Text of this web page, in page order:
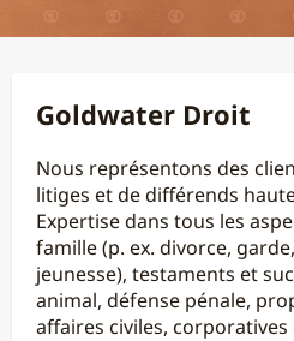
Goldwater Droit
Nous représentons des
litiges et de différends
Expertise dans tous les
famille (p. ex. divorce,
jeunesse), testaments et
animal, défense pénale,
affaires civiles,